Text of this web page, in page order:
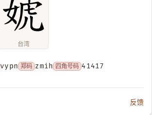
台湾
vypn 郑码 zmih 四角号码 41417
反馈